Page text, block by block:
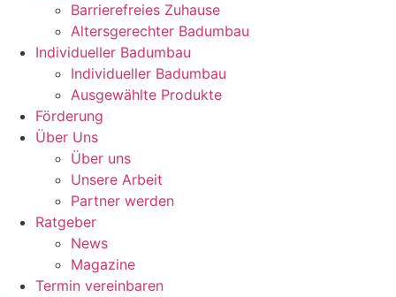
Barrierefreies Zuhause
Altersgerechter Badumbau
Individueller Badumbau
Individueller Badumbau
Ausgewählte Produkte
Förderung
Über Uns
Über uns
Unsere Arbeit
Partner werden
Ratgeber
News
Magazine
Termin vereinbaren